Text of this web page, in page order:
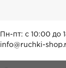
Пн-пт: с 10:00 до
info@ruchki-